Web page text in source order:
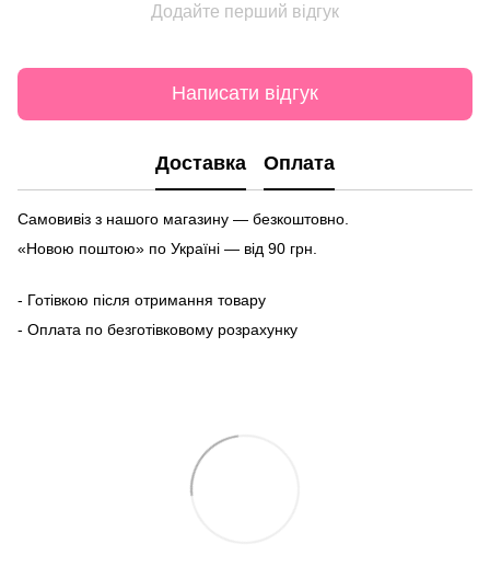
Додайте перший відгук
Написати відгук
Доставка Оплата
Самовивіз з нашого магазину — безкоштовно.
«Новою поштою» по Україні — від 90 грн.
- Готівкою після отримання товару
- Оплата по безготівковому розрахунку